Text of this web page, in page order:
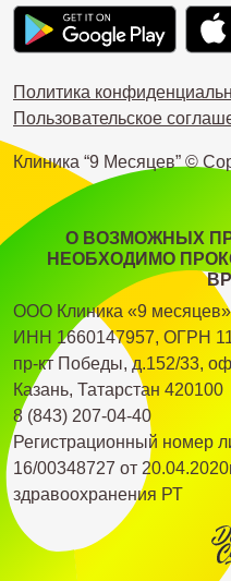
Клиника “9 Месяцев” ©
Политика
Пользовательское
О ВОЗМОЖНЫХ
НЕОБХОДИМО
ООО Клиника «9 месяцев»
ИНН 1660147957, ОГРН
пр-кт Победы, д.152/33,
Казань, Татарстан 420100
8 (843) 207-04-40
Регистрационный номер
16/00348727 от
здравоохранения РТ